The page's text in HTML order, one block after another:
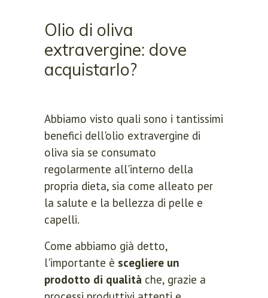
Olio di oliva
extravergine: dove
acquistarlo?
Abbiamo visto quali sono i tantissimi
benefici dell'olio extravergine di
oliva sia se consumato
regolarmente all'interno della
propria dieta, sia come alleato per
la salute e la bellezza di pelle e
capelli.
Come abbiamo già detto,
l'importante è scegliere un
prodotto di qualità che, grazie a